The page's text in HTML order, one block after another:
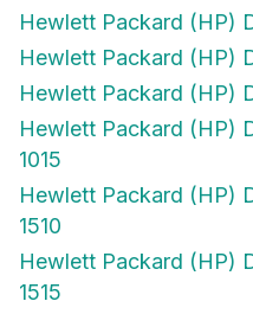
Hewlett Packard (HP)
Hewlett Packard (HP)
Hewlett Packard (HP)
Hewlett Packard (HP)
1015
Hewlett Packard (HP)
1510
Hewlett Packard (HP)
1515